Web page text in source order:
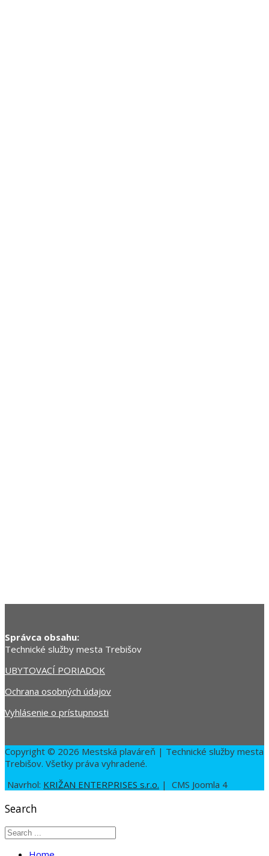
Správca obsahu:
Technické služby mesta Trebišov
UBYTOVACÍ PORIADOK
Ochrana osobných údajov
Vyhlásenie o prístupnosti
Copyright © 2026 Mestská plaváreň | Technické služby mesta
Trebišov. Všetky práva vyhradené.
Navrhol: KRIŽAN ENTERPRISES s.r.o. | CMS Joomla 4
Search